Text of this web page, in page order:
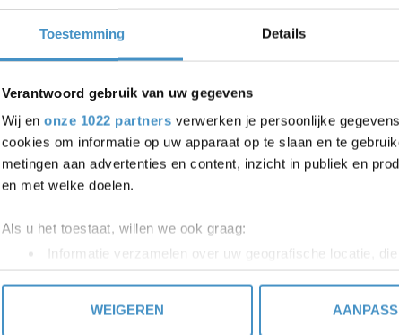
Toestemming Details
Verantwoord gebruik van uw gegevens
Wij en onze 1022 partners verwerken je persoonlijke
cookies om informatie op uw apparaat op te slaan en te
metingen aan advertenties en content, inzicht in publiek en
en met welke doelen.
Als u het toestaat, willen we ook graag:
Informatie verzamelen over uw geografische locatie,
Uw apparaat identificeren door het actief te scannen
toestemming op elk moment wijzigen of intrekken in de
WEIGEREN
VLOERLAMP ORB - ZWART - 05-
€449,00